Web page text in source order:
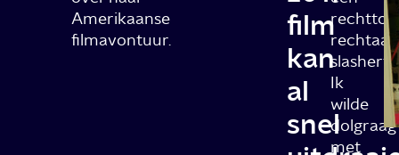
Amerikaanse
filmavontuur.
film
kan
al
snel
rechtaan
Ik
wilde
dolgraag
met